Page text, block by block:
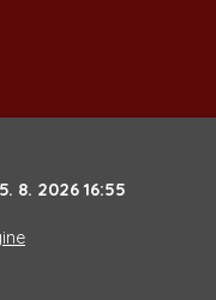
8. 2026 16:55